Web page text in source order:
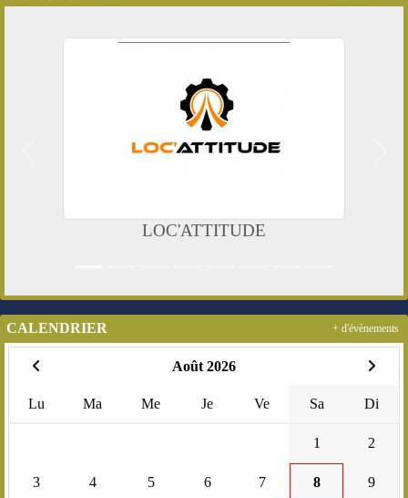
LOC'ATTITUDE
CALENDRIER
Août 2026
Lu Ma Me Je Ve Sa Di
1 2
3 4 5 6 7 8 9
+ d'évènements